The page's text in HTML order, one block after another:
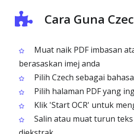
Cara Guna
Muat naik PDF imbasan
berasaskan imej anda
Pilih Czech sebagai
Pilih halaman PDF yang
Klik 'Start OCR' untuk
Salin atau muat turun teks